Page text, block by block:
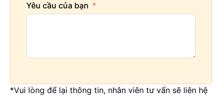
Yêu cầu của bạn
*Vui lòng để lại thông tin, nhân viên tư vấn sẽ liên hệ